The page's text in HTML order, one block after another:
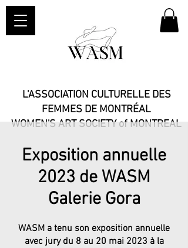
L'ASSOCIATION CULTURELLE DES
FEMMES DE MONTRÉAL
WOMEN'S ART SOCIETY of MONTREAL​
Exposition annuelle
2023 de WASM
Galerie Gora
WASM a tenu son exposition annuelle
avec jury du 8 au 20 mai 2023 à la